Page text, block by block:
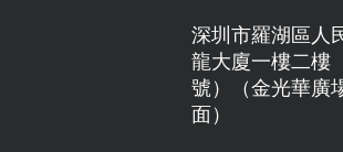
深圳市羅湖區人
龍大廈一樓二樓
號）（金光華廣
面）